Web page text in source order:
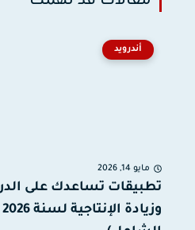
أندرويد
مايو 14, 2026
تطبيقات تساعدك على